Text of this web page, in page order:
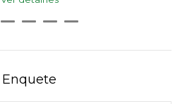
Enquete